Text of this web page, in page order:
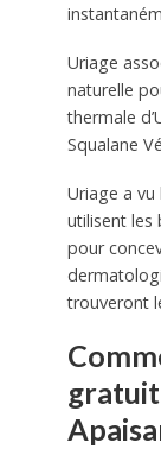
Uriage
naturelle
thermale
Squalane
Uriage a
utilisent les
pour
trouveront